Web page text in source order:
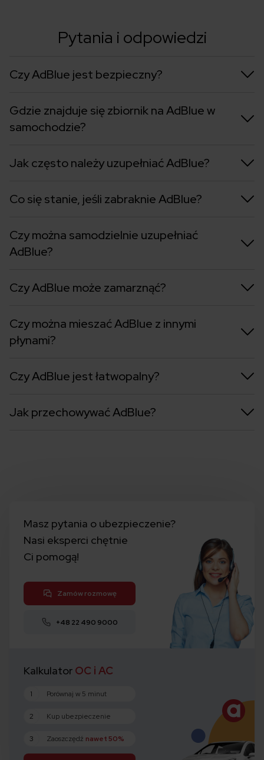
Pytania i odpowiedzi
Czy AdBlue jest bezpieczny?
Gdzie znajduje się zbiornik na AdBlue w
samochodzie?
Jak często należy uzupełniać AdBlue?
Co się stanie, jeśli zabraknie AdBlue?
Czy można samodzielnie uzupełniać
AdBlue?
Czy AdBlue może zamarznąć?
Czy można mieszać AdBlue z innymi
płynami?
Czy AdBlue jest łatwopalny?
Jak przechowywać AdBlue?
Masz pytania o ubezpieczenie?
Nasi eksperci chętnie
Ci pomogą!
Zamów rozmowę
+48 22 490 9000
Kalkulator OC i AC
1 Porównaj w 5 minut
2 Kup ubezpieczenie
3 Zaoszczędź nawet 50%